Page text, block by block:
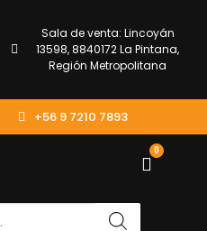
Sala de venta: Lincoyán
13598, 8840172 La Pintana,
Región Metropolitana
+56 9 7210 7893
0